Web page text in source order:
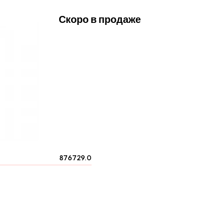
Скоро в продаже
876729.0